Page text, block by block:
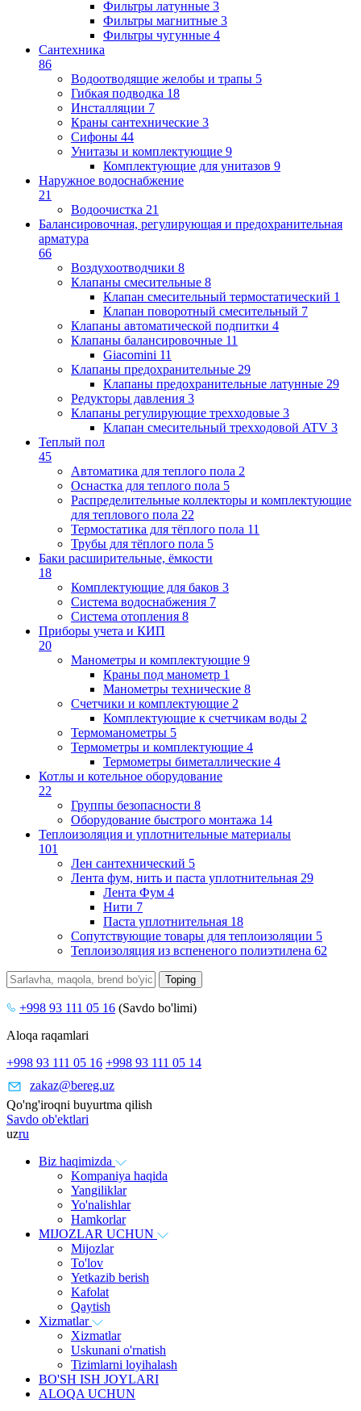
Фильтры латунные 3
Фильтры магнитные 3
Фильтры чугунные 4
Сантехника
86
Водоотводящие желобы и трапы 5
Гибкая подводка 18
Инсталляции 7
Краны сантехнические 3
Сифоны 44
Унитазы и комплектующие 9
Комплектующие для унитазов 9
Наружное водоснабжение
21
Водоочистка 21
Балансировочная, регулирующая и предохранительная
арматура
66
Воздухоотводчики 8
Клапаны cмесительные 8
Клапан cмесительный термостатический 1
Клапан поворотный cмесительный 7
Клапаны автоматической подпитки 4
Клапаны балансировочные 11
Giacomini 11
Клапаны предохранительные 29
Клапаны предохранительные латунные 29
Редукторы давления 3
Клапаны регулирующие трехходовые 3
Клапан смесительный трехходовой ATV 3
Теплый пол
45
Автоматика для теплого пола 2
Оснастка для теплого пола 5
Распределительные коллекторы и комплектующие
для теплового пола 22
Термостатика для тёплого пола 11
Трубы для тёплого пола 5
Баки расширительные, ёмкости
18
Комплектующие для баков 3
Система водоснабжения 7
Система отопления 8
Приборы учета и КИП
20
Манометры и комплектующие 9
Краны под манометр 1
Манометры технические 8
Счетчики и комплектующие 2
Комплектующие к счетчикам воды 2
Термоманометры 5
Термометры и комплектующие 4
Термометры биметаллические 4
Котлы и котельное оборудование
22
Группы безопасности 8
Оборудование быстрого монтажа 14
Теплоизоляция и уплотнительные материалы
101
Лен сантехнический 5
Лента фум, нить и паста уплотнительная 29
Лента Фум 4
Нити 7
Паста уплотнительная 18
Сопутствующие товары для теплоизоляции 5
Теплоизоляция из вспененого полиэтилена 62
+998 93 111 05 16 (Savdo bo'limi)
Aloqa raqamlari
+998 93 111 05 16 +998 93 111 05 14
zakaz@bereg.uz
Qo'ng'iroqni buyurtma qilish
Savdo ob'ektlari
uzru
Biz haqimizda
Kompaniya haqida
Yangiliklar
Yo'nalishlar
Hamkorlar
MIJOZLAR UCHUN
Mijozlar
To'lov
Yetkazib berish
Kafolat
Qaytish
Xizmatlar
Xizmatlar
Uskunani o'rnatish
Tizimlarni loyihalash
BO'SH ISH JOYLARI
ALOQA UCHUN